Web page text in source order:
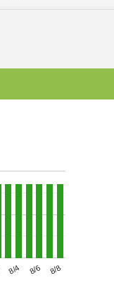
8/4 8/6 8/8